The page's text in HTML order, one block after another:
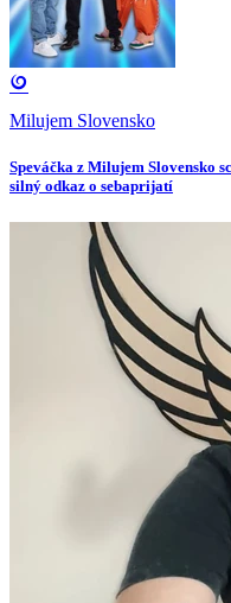
Milujem Slovensko
Speváčka z Milujem Slovensko
silný odkaz o sebaprijatí